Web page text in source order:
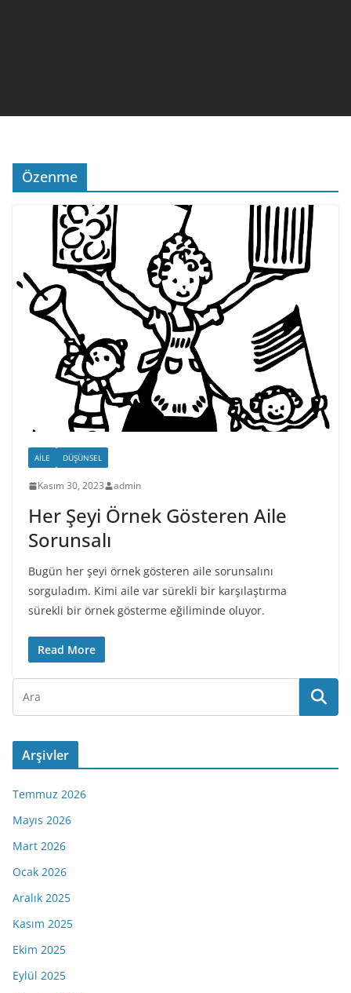
Özenme
AILE DÜŞÜNSEL
Kasım 30, 2023 admin
Her Şeyi Örnek Gösteren Aile
Sorunsalı
Bugün her şeyi örnek gösteren aile sorunsalını
sorguladım. Kimi aile var sürekli bir karşılaştırma
sürekli bir örnek gösterme eğiliminde oluyor.
Read More
Arşivler
Temmuz 2026
Mayıs 2026
Mart 2026
Ocak 2026
Aralık 2025
Kasım 2025
Ekim 2025
Eylül 2025